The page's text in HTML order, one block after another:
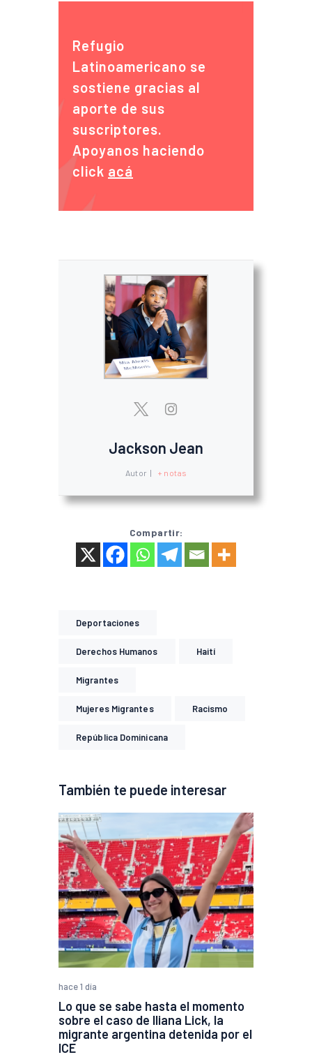
Refugio
Latinoamericano se
sostiene gracias al
aporte de sus
suscriptores.
Apoyanos haciendo
click acá
Jackson Jean
Autor | + notas
Compartir:
Deportaciones
Derechos Humanos Haití
Migrantes
Mujeres Migrantes Racismo
República Dominicana
También te puede interesar
hace 1 día
Lo que se sabe hasta el momento
sobre el caso de Iliana Lick, la
migrante argentina detenida por el
ICE